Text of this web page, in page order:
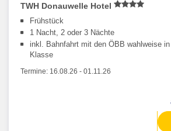
TWH Donauwelle Hotel
Frühstück
1 Nacht, 2 oder 3 Nächte
inkl. Bahnfahrt mit den ÖBB wahlweise in
Klasse
Termine: 16.08.26 - 01.11.26